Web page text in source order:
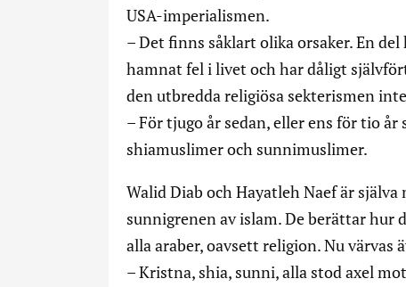
USA-imperialismen.
– Det finns såklart olika orsaker. En
hamnat fel i livet och har dåligt
den utbredda religiösa sekterismen
– För tjugo år sedan, eller ens för tio
shiamuslimer och sunnimuslimer.
Walid Diab och Hayatleh Naef är
sunnigrenen av islam. De berättar hur
alla araber, oavsett religion. Nu
– Kristna, shia, sunni, alla stod axel